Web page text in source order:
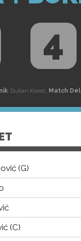
4
: Dušan Korać, Match
(G)
(C)